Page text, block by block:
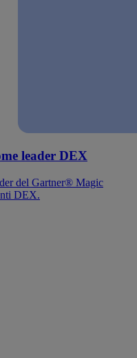
leader DEX
del Gartner® Magic
DEX.